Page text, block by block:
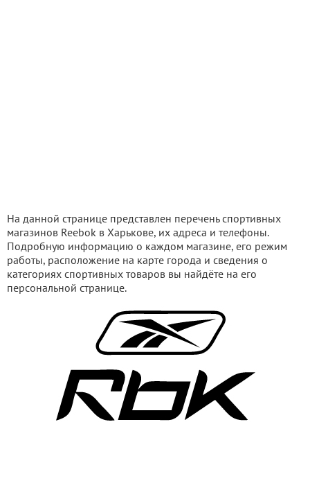
На данной странице представлен перечень спортивных
магазинов Reebok в Харькове, их адреса и телефоны.
Подробную информацию о каждом магазине, его режим
работы, расположение на карте города и сведения о
категориях спортивных товаров вы найдёте на его
персональной странице.